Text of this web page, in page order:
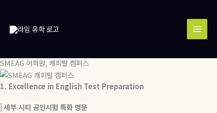
너
뛰
기
SMEAG 어학원, 캐피탈 캠퍼스
1. Excellence in English Test Preparation
| 세부시티 공인시험 특화 명문